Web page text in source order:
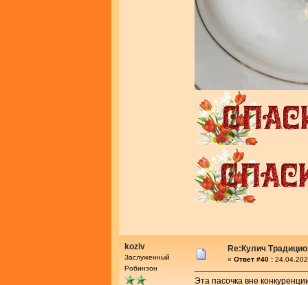
koziv
Заслуженный
Робинзон
Re:Кулич
« Ответ #40 :
Эта пасочка вне